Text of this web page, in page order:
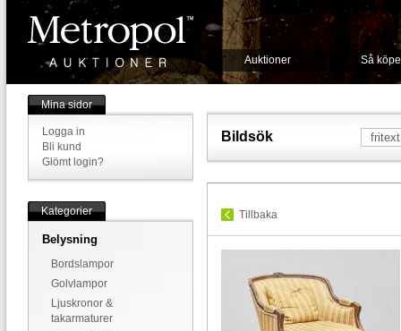
Auktioner Så
Mina sidor
Logga in
Bli kund
Glömt login?
Kategorier
Belysning
Bordslampor
Golvlampor
Ljuskronor &
takarmaturer
Bildsök
Tillbaka